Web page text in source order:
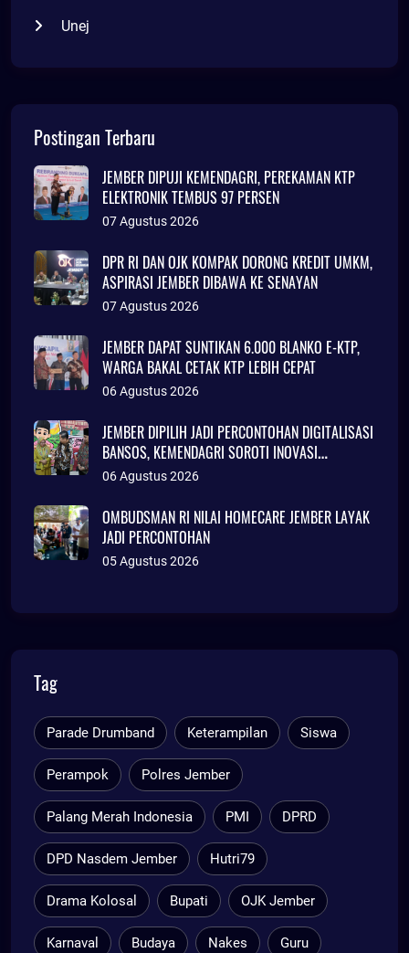
Unej
Postingan Terbaru
JEMBER DIPUJI KEMENDAGRI, PEREKAMAN KTP
ELEKTRONIK TEMBUS 97 PERSEN
07 Agustus 2026
DPR RI DAN OJK KOMPAK DORONG KREDIT UMKM,
ASPIRASI JEMBER DIBAWA KE SENAYAN
07 Agustus 2026
JEMBER DAPAT SUNTIKAN 6.000 BLANKO E-KTP,
WARGA BAKAL CETAK KTP LEBIH CEPAT
06 Agustus 2026
JEMBER DIPILIH JADI PERCONTOHAN DIGITALISASI
BANSOS, KEMENDAGRI SOROTI INOVASI
ADMINDUK
06 Agustus 2026
OMBUDSMAN RI NILAI HOMECARE JEMBER LAYAK
JADI PERCONTOHAN
05 Agustus 2026
Tag
Parade Drumband Keterampilan Siswa
Perampok Polres Jember
Palang Merah Indonesia PMI DPRD
DPD Nasdem Jember Hutri79
Drama Kolosal Bupati OJK Jember
Karnaval Budaya Nakes Guru